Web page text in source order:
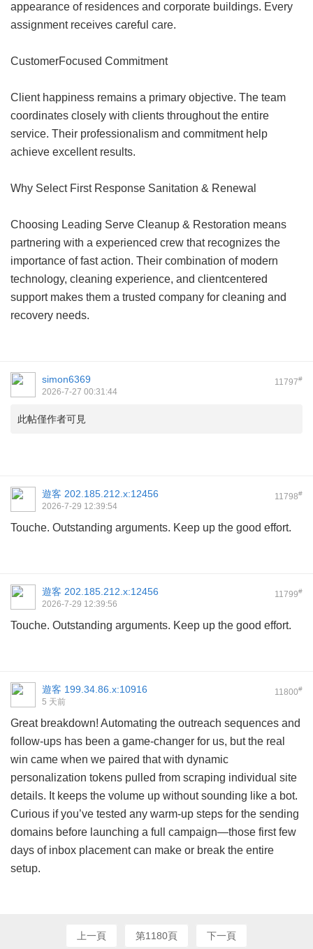
appearance of residences and corporate buildings. Every
assignment receives careful care.
CustomerFocused Commitment
Client happiness remains a primary objective. The team
coordinates closely with clients throughout the entire
service. Their professionalism and commitment help
achieve excellent results.
Why Select First Response Sanitation & Renewal
Choosing Leading Serve Cleanup & Restoration means
partnering with a experienced crew that recognizes the
importance of fast action. Their combination of modern
technology, cleaning experience, and clientcentered
support makes them a trusted company for cleaning and
recovery needs.
11797#
simon6369
2026-7-27 00:31:44
此帖僅作者可見
11798#
遊客 202.185.212.x:12456
2026-7-29 12:39:54
Touche. Outstanding arguments. Keep up the good effort.
11799#
遊客 202.185.212.x:12456
2026-7-29 12:39:56
Touche. Outstanding arguments. Keep up the good effort.
11800#
遊客 199.34.86.x:10916
5 天前
Great breakdown! Automating the outreach sequences and
follow-ups has been a game-changer for us, but the real
win came when we paired that with dynamic
personalization tokens pulled from scraping individual site
details. It keeps the volume up without sounding like a bot.
Curious if you’ve tested any warm-up steps for the sending
domains before launching a full campaign—those first few
days of inbox placement can make or break the entire
setup.
上一頁 第1180頁 下一頁